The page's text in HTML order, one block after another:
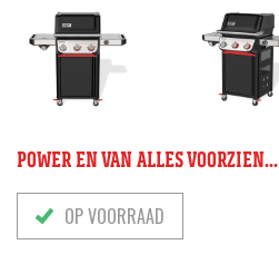
POWER EN VAN ALLES VOORZIEN...
OP VOORRAAD